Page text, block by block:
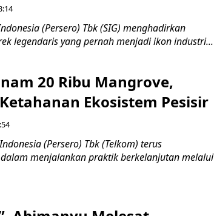
(Persero) Tbk (SIG) menghadirkan
legendaris yang pernah menjadi ikon industri...
20 Ribu Mangrove,
Ekosistem Pesisir
(Persero) Tbk (Telkom) terus
menjalankan praktik berkelanjutan melalui